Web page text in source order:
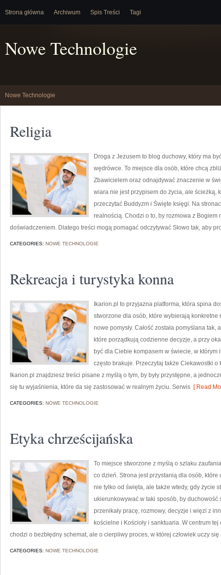
Strona główna Archiwum Spis Treści Tagi
Nowe Technologie
Nowe Technologie
Religia
Droga z Jezusem to blog duchowy, który ma
wędrówce. To miejsce dla osób, które chcą
Zbawicielem oraz odnajdywać znaczenie w
wiara nie jest przypisem do życia, ale ścieżką,
przeczytać Buddyzm i Święte księgi. Na
realnością. Chodzi o to, by rozmowa z Bogiem
doświadczeniem. Dlatego treści mogą pomagać odczytywać Słowo tak, aby
CATEGORIES: NOWE TECHNOLOGIE
Rekreacja i turystyka konna
Ikarion.pl to przyjazna platforma, która spina
stworzone dla osób, które wybierają
nowe pomysły. Całość została pomyślana
które porządkują codzienne decyzje, a przy
być dla Ciebie kompasem w świecie, w
często brakuje. Przeczytaj także Ciekawostki
Ikarion.pl znajdziesz treści pisane z myślą o tym, by były przystępne, a
się tu wyjaśnienia, które da się zastosować w realnym życiu. Serwis [ Read
CATEGORIES: NOWE TECHNOLOGIE
Etyka chrześcijańska
To miejsce stworzone z myślą o szlaku
co dzień. Strona jest przystanią dla osób,
nie tylko od święta, ale także wtedy, gdy życie
ukierunkowywać w taki sposób, by
przenikały pracę, rozmowy, decyzje i więzi z
kościelne i Kościoły i sanktuaria. W centrum
chodzi o bezbłędny schemat, ale o cierpliwy proces, w której człowiek uczy
CATEGORIES: NOWE TECHNOLOGIE